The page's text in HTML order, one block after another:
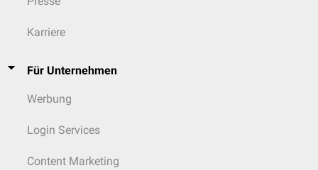
Karriere
Für Unternehmen
Werbung
Login Services
Content Marketing